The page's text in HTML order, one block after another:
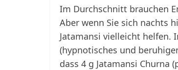
Im Durchschnitt brauchen
Aber wenn Sie sich nachts
Jatamansi vielleicht helfen.
(hypnotisches und
dass 4 g Jatamansi Churna